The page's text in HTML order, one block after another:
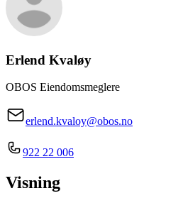
Erlend Kvaløy
OBOS Eiendomsmeglere
erlend.kvaloy@obos.no
922 22 006
Visning